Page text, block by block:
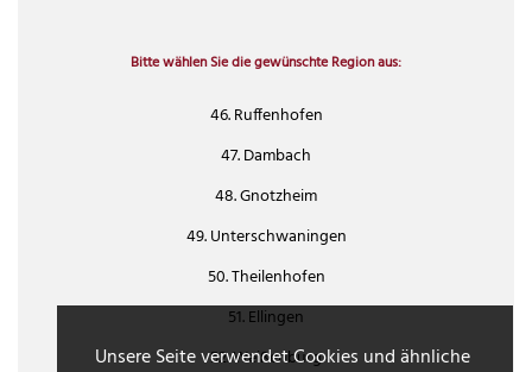
Unsere Seite verwendet Cookies und ähnliche
Bitte wählen Sie die gewünschte Region aus:
46. Ruffenhofen
47. Dambach
48. Gnotzheim
49. Unterschwaningen
50. Theilenhofen
51. Ellingen
52. Weißenburg